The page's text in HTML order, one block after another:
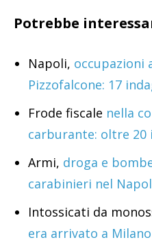
Potrebbe
Napoli, occupazioni
Pizzofalcone: 17
Frode fiscale nella
carburante: oltre 20
Armi, droga e
carabinieri nel
Intossicati da
era arrivato a